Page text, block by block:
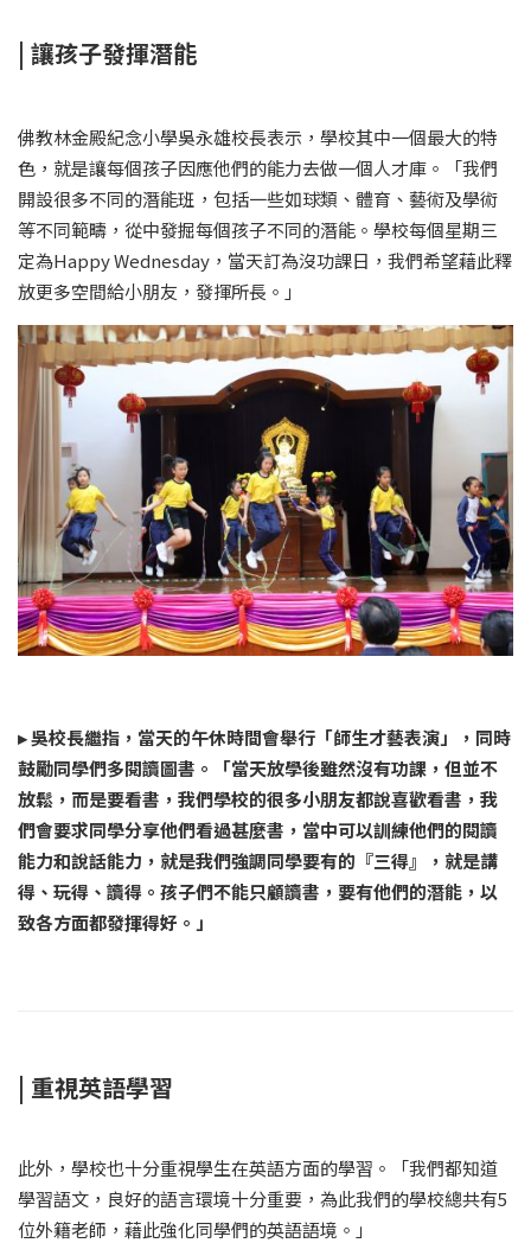
| 讓孩子發揮潛能
佛教林金殿紀念小學吳永雄校長表示，學校其中一個最大的特
色，就是讓每個孩子因應他們的能力去做一個人才庫。「我們
開設很多不同的潛能班，包括一些如球類、體育、藝術及學術
等不同範疇，從中發掘每個孩子不同的潛能。學校每個星期三
定為Happy Wednesday，當天訂為沒功課日，我們希望藉此釋
放更多空間給小朋友，發揮所長。」
▸ 吳校長繼指，當天的午休時間會舉行「師生才藝表演」，同時
鼓勵同學們多閱讀圖書。「當天放學後雖然沒有功課，但並不
放鬆，而是要看書，我們學校的很多小朋友都說喜歡看書，我
們會要求同學分享他們看過甚麼書，當中可以訓練他們的閱讀
能力和說話能力，就是我們強調同學要有的『三得』，就是講
得、玩得、讀得。孩子們不能只顧讀書，要有他們的潛能，以
致各方面都發揮得好。」
| 重視英語學習
此外，學校也十分重視學生在英語方面的學習。「我們都知道
學習語文，良好的語言環境十分重要，為此我們的學校總共有5
位外籍老師，藉此強化同學們的英語語境。」